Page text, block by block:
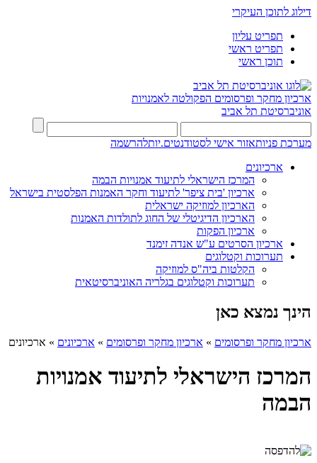
דילוג לתוכן העיקרי
תפריט עליון
תפריט ראשי
תוכן ראשי
ארכיון מחקר ופרסומים הפקולטה לאמנויות
אוניברסיטת תל אביב
מערכת פניותאזור אישי לסטודנטים.יותלהרשמה
ארכיונים
המרכז הישראלי לתיעוד אמנויות הבמה
ארכיון 'בית ציפר' לתיעוד וחקר האמנות הפלסטית בישראל
הארכיון למוזיקה ישראלית
הארכיון הדיגיטלי של החוג לתולדות האמנות
ארכיון הפקות
ארכיון הסרטים ע"ש אנדה זימנד
תערוכות וקטלוגים
הקלטות ביה"ס למוזיקה
תערוכות וקטלוגים בגלריה האוניברסיטאית
הינך נמצא כאן
ארכיון מחקר ופרסומים » ארכיון מחקר ופרסומים » ארכיונים » ארכיונים
המרכז הישראלי לתיעוד אמנויות
הבמה